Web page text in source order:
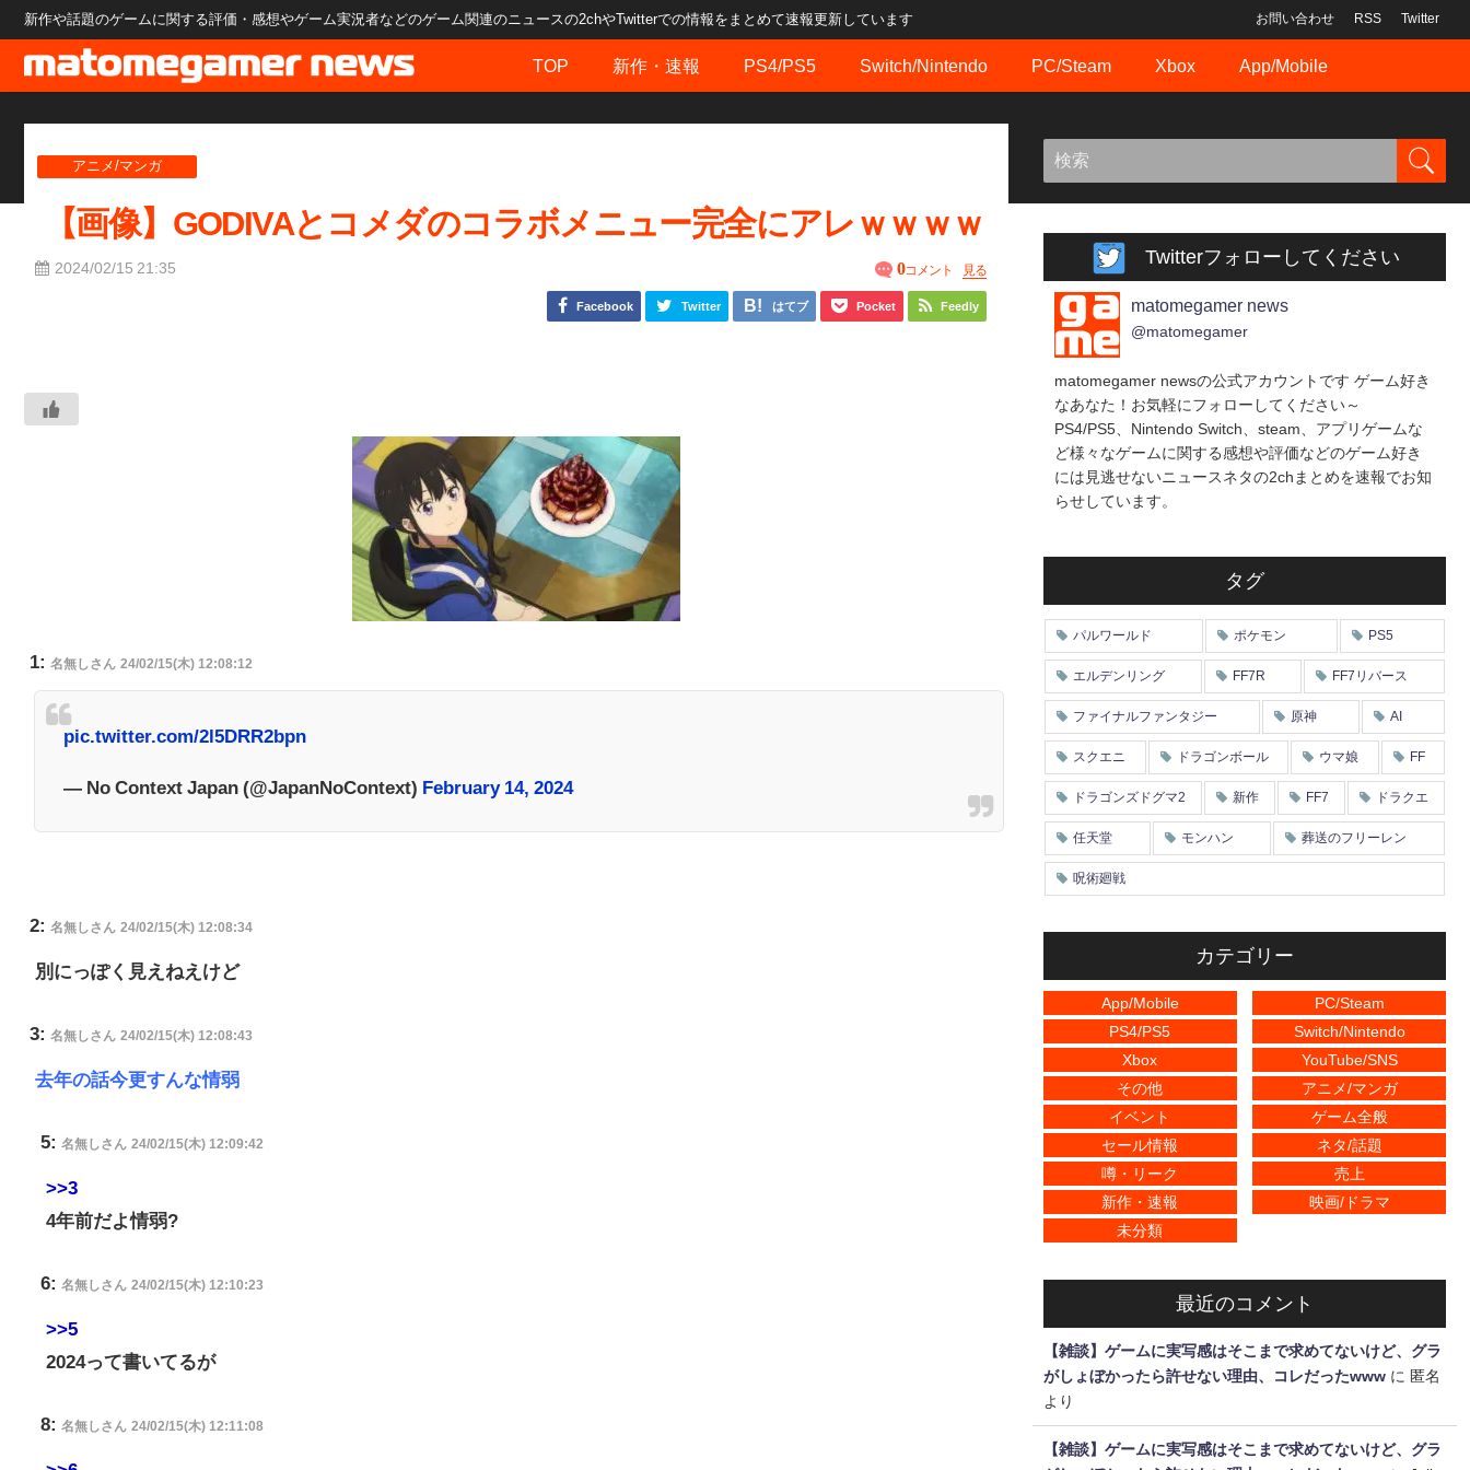
新作や話題のゲームに関する評価・感想やゲーム実況者などのゲーム関連のニュースの2chやTwitterでの情報をまとめて速報更新しています お問い合わせ RSS Twitter
TOP 新作・速報 PS4/PS5 Switch/Nintendo PC/Steam Xbox App/Mobile
アニメ/マンガ
【画像】GODIVAとコメダのコラボメニュー完全にアレｗｗｗｗ
2024/02/15 21:35 0コメント 見る
Facebook Twitter はてブ Pocket Feedly
1: 名無しさん 24/02/15(木) 12:08:12
pic.twitter.com/2l5DRR2bpn
— No Context Japan (@JapanNoContext) February 14, 2024
2: 名無しさん 24/02/15(木) 12:08:34
別にっぽく見えねえけど
3: 名無しさん 24/02/15(木) 12:08:43
去年の話今更すんな情弱
5: 名無しさん 24/02/15(木) 12:09:42
>>3
4年前だよ情弱?
6: 名無しさん 24/02/15(木) 12:10:23
>>5
2024って書いてるが
8: 名無しさん 24/02/15(木) 12:11:08
Twitterフォローしてください
matomegamer news
@matomegamer
matomegamer newsの公式アカウントです ゲーム好き
なあなた！お気軽にフォローしてください～
PS4/PS5、Nintendo Switch、steam、アプリゲームな
ど様々なゲームに関する感想や評価などのゲーム好き
には見逃せないニュースネタの2chまとめを速報でお知
らせしています。
タグ
パルワールド ポケモン PS5
エルデンリング FF7R FF7リバース
ファイナルファンタジー 原神 AI
スクエニ ドラゴンボール ウマ娘 FF
ドラゴンズドグマ2 新作 FF7 ドラクエ
任天堂 モンハン 葬送のフリーレン
呪術廻戦
カテゴリー
App/Mobile
PC/Steam
PS4/PS5
Switch/Nintendo
Xbox
YouTube/SNS
その他
アニメ/マンガ
イベント
ゲーム全般
セール情報
ネタ/話題
噂・リーク
売上
新作・速報
映画/ドラマ
未分類
最近のコメント
【雑談】ゲームに実写感はそこまで求めてないけど、グラ
がしょぼかったら許せない理由、コレだったwww に 匿名
より
【雑談】ゲームに実写感はそこまで求めてないけど、グラ